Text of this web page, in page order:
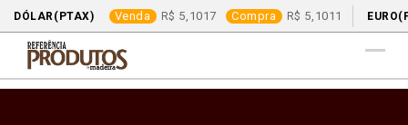
DÓLAR(PTAX) Venda 5,1017 Compra 5,1011
content